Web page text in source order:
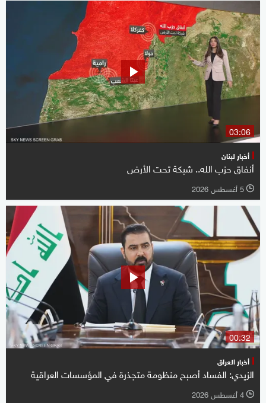
03:06
أخبار لبنان
أنفاق حزب الله.. شبكة تحت الأرض
l 5 أغسطس 2026
00:32
أخبار العراق
الزيدي: الفساد أصبح منظومة متجذرة في المؤسسات العراقية
l 4 أغسطس 2026